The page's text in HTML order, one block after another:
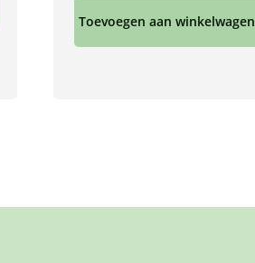
Toevoegen aan winkelwagen